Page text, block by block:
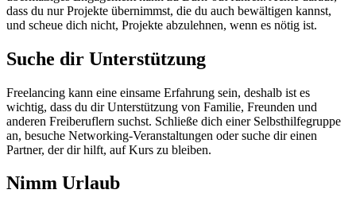
dass du nur Projekte übernimmst, die du auch bewältigen kannst,
und scheue dich nicht, Projekte abzulehnen, wenn es nötig ist.
Suche dir Unterstützung
Freelancing kann eine einsame Erfahrung sein, deshalb ist es
wichtig, dass du dir Unterstützung von Familie, Freunden und
anderen Freiberuflern suchst. Schließe dich einer Selbsthilfegruppe
an, besuche Networking-Veranstaltungen oder suche dir einen
Partner, der dir hilft, auf Kurs zu bleiben.
Nimm Urlaub